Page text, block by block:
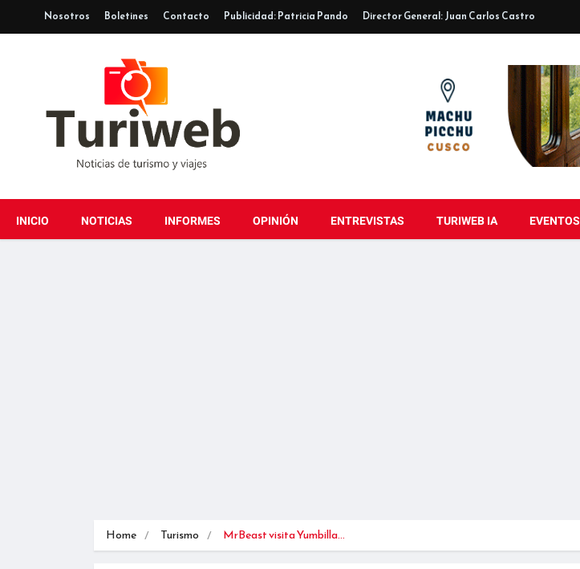
Nosotros Boletines Contacto Publicidad: Patricia Pando Director General: Juan Carlos Castro
INICIO NOTICIAS INFORMES OPINIÓN ENTREVISTAS TURIWEB IA EVENTOS
Home Turismo MrBeast visita Yumbilla…